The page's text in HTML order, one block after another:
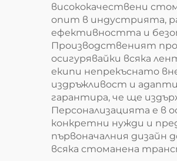
висококачествени
опит в индустрията,
ефективността и
Производственият
осигурявайки всяка
екипи непрекъснато
издръжливост и
гарантира, че ще
Персонализацията е в
конкретни нужди и
първоначалния дизайн
всяка стоманена